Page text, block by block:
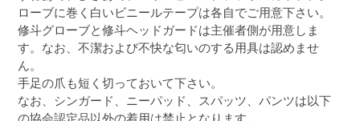
ローブに巻く白いビニールテープは各自でご用意下さい。
修斗グローブと修斗ヘッドガードは主催者側が用意しま
す。なお、不潔および不快な匂いのする用具は認めませ
ん。
手足の爪も短く切っておいて下さい。
なお、シンガード、ニーパッド、スパッツ、パンツは以下